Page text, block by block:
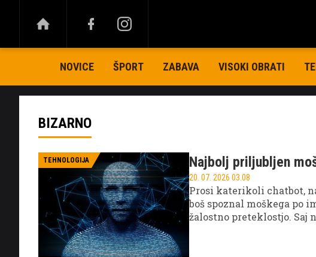
NOVICE ŠPORT ZABAVA VISOKI OBRATI
BIZARNO
TEHNOLOGIJA Najbolj priljubljen
20. 07. 2026 03.08
Prosi katerikoli chatbot,
boš spoznal moškega po
žalostno preteklostjo. Saj